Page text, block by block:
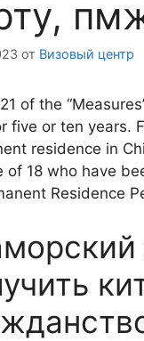
от Визовый центр
of the
five or ten years.
residence in
of 18 who have
Residence